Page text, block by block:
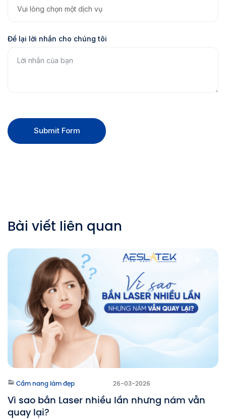
Để lại lời nhắn cho chúng tôi
Submit Form
Bài viết liên quan
Cẩm nang làm đẹp 26-03-2026
Vì sao bắn Laser nhiều lần nhưng nám vẫn
quay lại?